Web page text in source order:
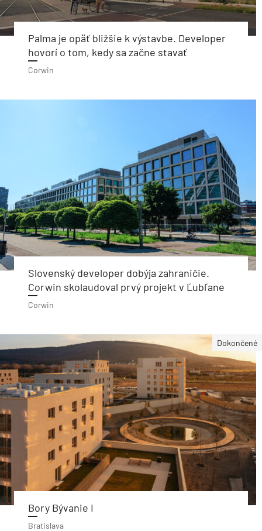
Palma je opäť bližšie k výstavbe. Developer
hovorí o tom, kedy sa začne stavať
Corwin
Slovenský developer dobýja zahraničie.
Corwin skolaudoval prvý projekt v Ľubľane
Corwin
Dokončené
Bory Bývanie I
Bratislava